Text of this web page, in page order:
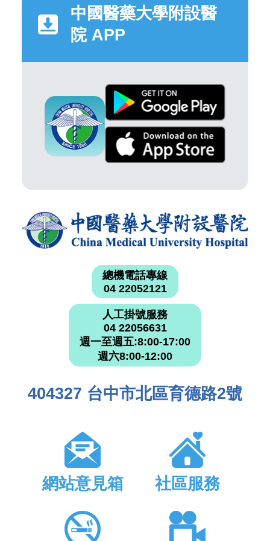
中國醫藥大學附設醫
院 APP
總機電話專線
04 22052121
人工掛號服務
04 22056631
週一至週五:8:00-17:00
週六8:00-12:00
404327 台中市北區育德路2號
網站意見箱 社區服務